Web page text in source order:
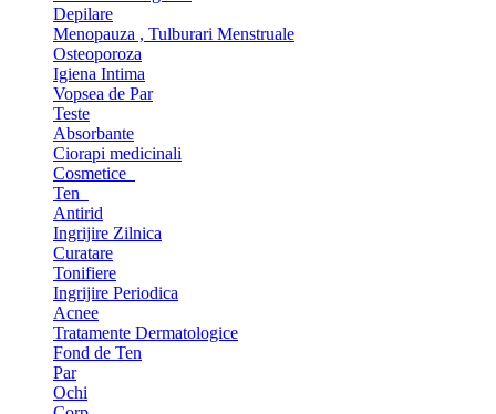
Depilare
Menopauza , Tulburari Menstruale
Osteoporoza
Igiena Intima
Vopsea de Par
Teste
Absorbante
Ciorapi medicinali
Cosmetice
Ten
Antirid
Ingrijire Zilnica
Curatare
Tonifiere
Ingrijire Periodica
Acnee
Tratamente Dermatologice
Fond de Ten
Par
Ochi